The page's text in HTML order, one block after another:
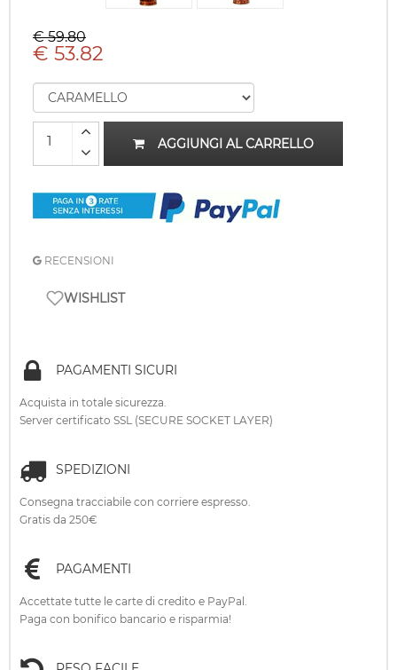
€ 59.80
€ 53.82
AGGIUNGI AL CARRELLO
RECENSIONI
WISHLIST
PAGAMENTI SICURI
Acquista in totale sicurezza.
Server certificato SSL (SECURE SOCKET LAYER)
SPEDIZIONI
Consegna tracciabile con corriere espresso.
Gratis da 250€
PAGAMENTI
Accettate tutte le carte di credito e PayPal.
Paga con bonifico bancario e risparmia!